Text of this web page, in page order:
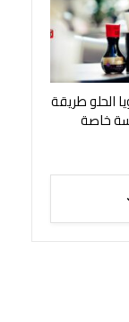
الحلو طريقة
خاصة